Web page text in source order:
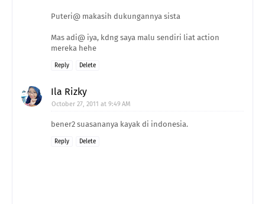
Puteri@ makasih dukungannya sista
Mas adi@ iya, kdng saya malu sendiri liat action
mereka hehe
Reply Delete
Ila Rizky
October 27, 2011 at 9:49 AM
bener2 suasananya kayak di indonesia.
Reply Delete